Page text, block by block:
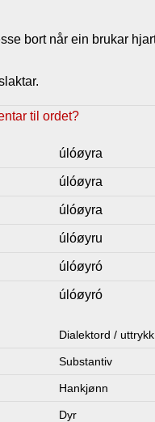
bort når ein brukar
til ordet?
úlóøyra
úlóøyra
úlóøyra
úlóøyru
úlóøyró
úlóøyró
Dialektord / uttrykk
Substantiv
Hankjønn
Dyr